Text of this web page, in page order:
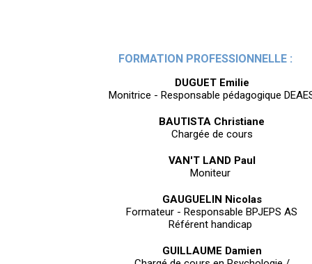
FORMATION PROFESSIONNELLE :
DUGUET Emilie
Monitrice - Responsable pédagogique
BAUTISTA Christiane
Chargée de cours
VAN'T LAND Paul
Moniteur
GAUGUELIN Nicolas
Formateur - Responsable BPJEPS AS
Référent handicap
GUILLAUME Damien